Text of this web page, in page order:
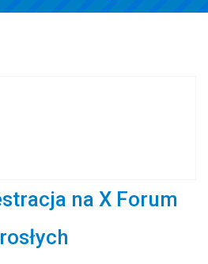
na X Forum